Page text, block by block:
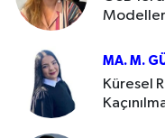
MA. M.
Küresel